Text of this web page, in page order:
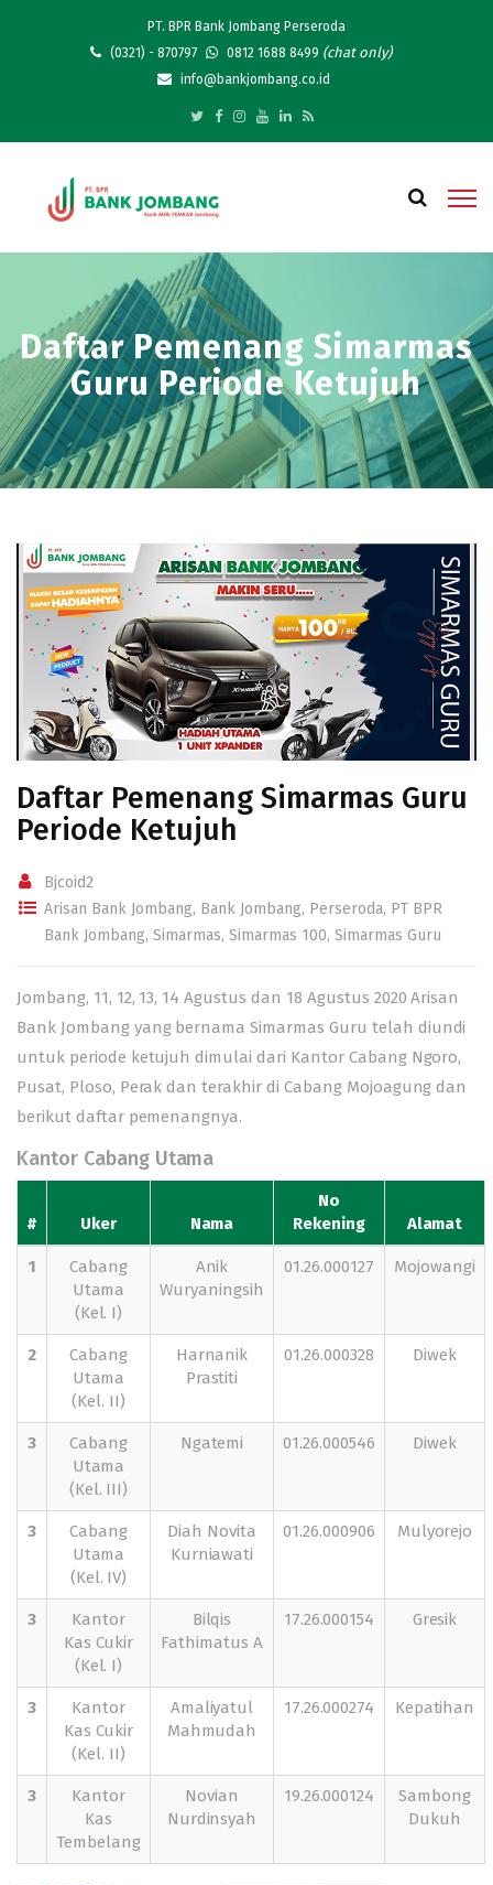
PT. BPR Bank Jombang Perseroda
(0321) - 870797
0812 1688 8499 (chat only)
info@bankjombang.co.id
Daftar Pemenang Simarmas
Guru Periode Ketujuh
Daftar Pemenang Simarmas Guru
Periode Ketujuh
Bjcoid2
Arisan Bank Jombang, Bank Jombang, Perseroda, PT BPR
Bank Jombang, Simarmas, Simarmas 100, Simarmas Guru
Jombang, 11, 12, 13, 14 Agustus dan 18 Agustus 2020 Arisan
Bank Jombang yang bernama Simarmas Guru telah diundi
untuk periode ketujuh dimulai dari Kantor Cabang Ngoro,
Pusat, Ploso, Perak dan terakhir di Cabang Mojoagung dan
berikut daftar pemenangnya.
Kantor Cabang Utama
# Uker Nama
No
Rekening
Alamat
1
Cabang
Utama
(Kel. I)
Anik
Wuryaningsih
01.26.000127 Mojowangi
2
Cabang
Utama
(Kel. II)
Harnanik
Prastiti
01.26.000328 Diwek
3
Cabang
Utama
(Kel. III)
Ngatemi 01.26.000546 Diwek
3
Cabang
Utama
(Kel. IV)
Diah Novita
Kurniawati
01.26.000906 Mulyorejo
3
Kantor
Kas Cukir
(Kel. I)
Bilqis
Fathimatus A
17.26.000154 Gresik
3
Kantor
Kas Cukir
(Kel. II)
Amaliyatul
Mahmudah
17.26.000274 Kepatihan
3
Kantor
Kas
Tembelang
Novian
Nurdinsyah
19.26.000124
Sambong
Dukuh